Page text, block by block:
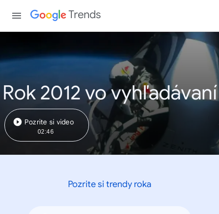
Trends
Rok 2012 vo vyhľadávaní
Pozrite si video
02:46
Pozrite si trendy roka